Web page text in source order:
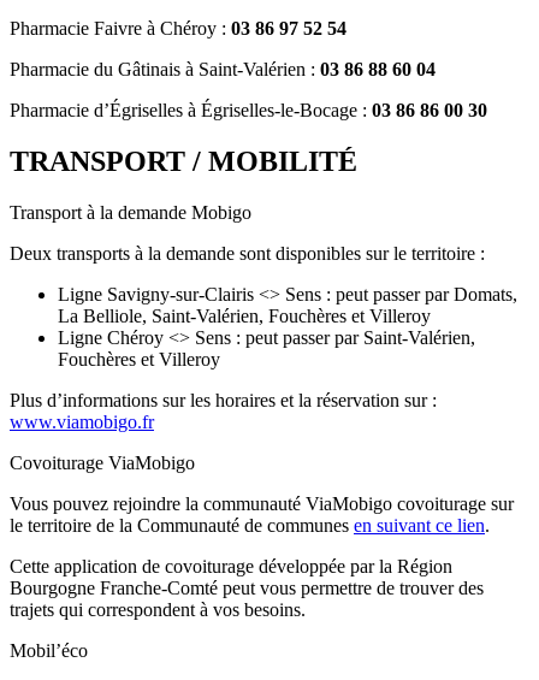
Pharmacie Faivre à Chéroy : 03 86 97 52 54
Pharmacie du Gâtinais à Saint-Valérien : 03 86 88 60 04
Pharmacie d’Égriselles à Égriselles-le-Bocage : 03 86 86 00 30
TRANSPORT / MOBILITÉ
Transport à la demande Mobigo
Deux transports à la demande sont disponibles sur le territoire :
Ligne Savigny-sur-Clairis <> Sens : peut passer par Domats,
La Belliole, Saint-Valérien, Fouchères et Villeroy
Ligne Chéroy <> Sens : peut passer par Saint-Valérien,
Fouchères et Villeroy
Plus d’informations sur les horaires et la réservation sur :
www.viamobigo.fr
Covoiturage ViaMobigo
Vous pouvez rejoindre la communauté ViaMobigo covoiturage sur
le territoire de la Communauté de communes en suivant ce lien.
Cette application de covoiturage développée par la Région
Bourgogne Franche-Comté peut vous permettre de trouver des
trajets qui correspondent à vos besoins.
Mobil’éco